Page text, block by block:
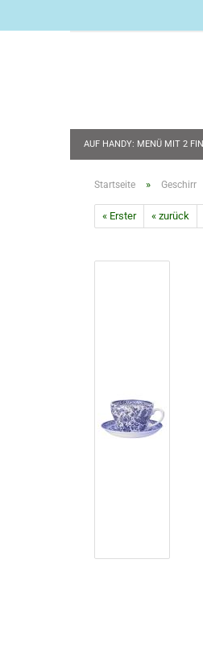
AUF HANDY: MENÜ MIT 2
Startseite » Geschirr
« Erster « zurück